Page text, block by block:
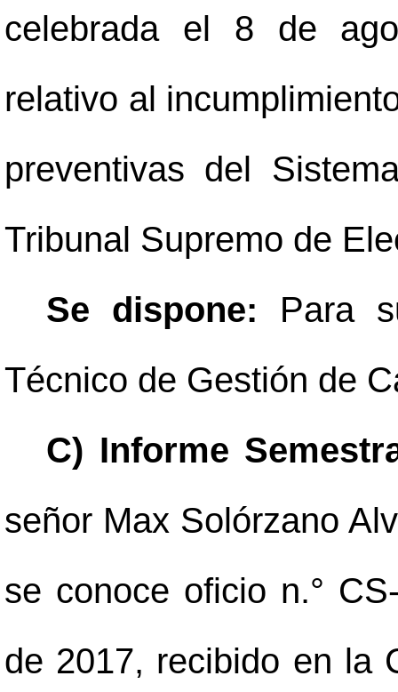
celebrada el 8 de
relativo al
preventivas del
Tribunal Supremo de
Se dispone: Para
Técnico de Gestión de
C) Informe
señor Max Solórzano
se conoce oficio n.°
de 2017, recibido en la